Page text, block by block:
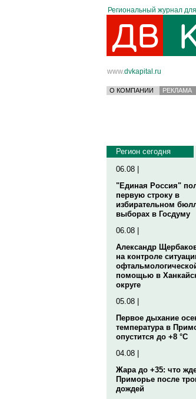
Региональный журнал
www.dvkapital.ru
О КОМПАНИИ РЕКЛАМА
Регион сегодня
06.08 |
"Единая Россия"
первую строку в
избирательном
выборах в Госдуму
06.08 |
Александр
на контроле
помощью в
округе
05.08 |
Первое дыхание
температура в
опустится до +8 °C
04.08 |
Жара до +35: что
Приморье после
дождей